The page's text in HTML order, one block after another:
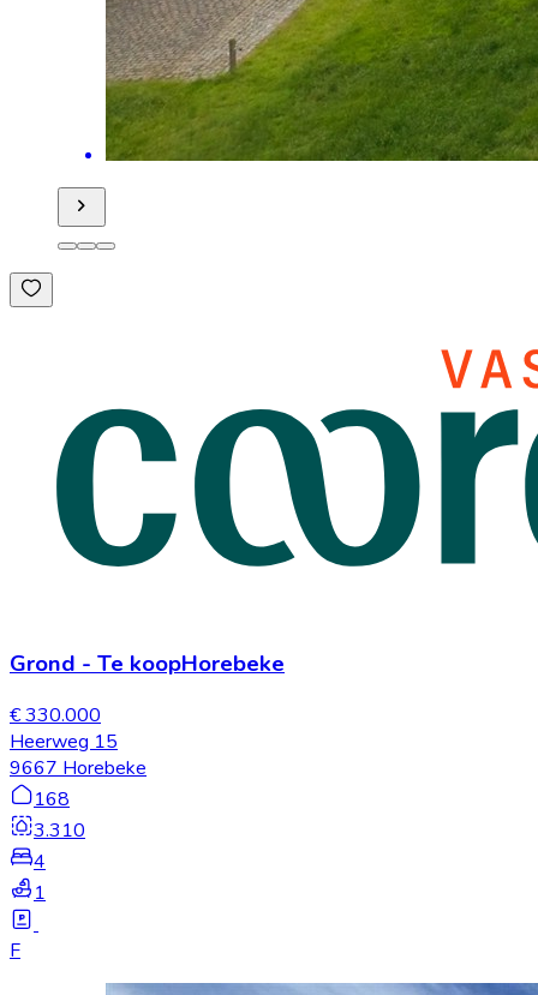
Grond - Te koopHorebeke
€ 330.000
Heerweg 15
9667 Horebeke
168
3.310
4
1
F